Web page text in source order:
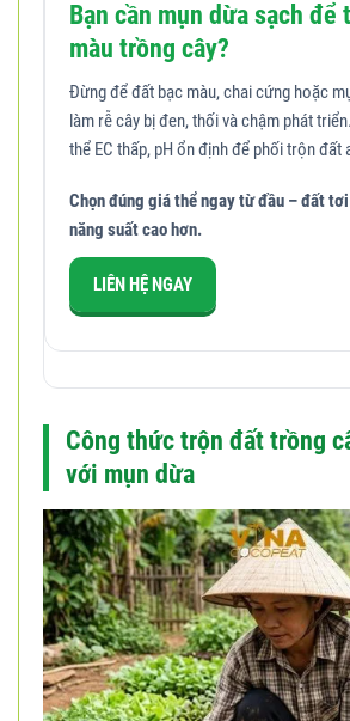
Bạn cần mụn dừa sạch để
màu trồng cây?
Đừng để đất bạc màu, chai cứng hoặc
làm rễ cây bị đen, thối và chậm phát
thể EC thấp, pH ổn định để phối trộn đất
Chọn đúng giá thể ngay từ đầu – đất
năng suất cao hơn.
LIÊN HỆ NGAY
Công thức trộn đất trồng
với mụn dừa